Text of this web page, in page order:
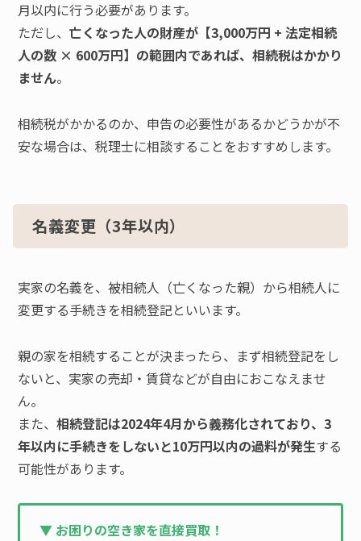
月以内に行う必要があります。
ただし、亡くなった人の財産が【3,000万円 + 法定相続
人の数 × 600万円】の範囲内であれば、相続税はかかり
ません。
相続税がかかるのか、申告の必要性があるかどうかが不
安な場合は、税理士に相談することをおすすめします。
名義変更（3年以内）
実家の名義を、被相続人（亡くなった親）から相続人に
変更する手続きを相続登記といいます。
親の家を相続することが決まったら、まず相続登記をし
ないと、実家の売却・賃貸などが自由におこなえませ
ん。
また、相続登記は2024年4月から義務化されており、3
年以内に手続きをしないと10万円以内の過料が発生する
可能性があります。
▼ お困りの空き家を直接買取！